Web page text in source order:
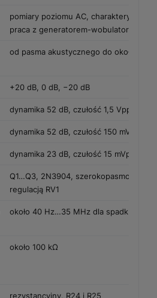
pomiary poziomu AC, charakterystyki
praca z generatorem-wobulatorem i
od pasma akustycznego do około 40
+20 dB, 0 dB, −20 dB
dynamika 52 dB, czułość 1,5 Vpp
dynamika 52 dB, czułość 150 mVpp
dynamika 23 dB, czułość 15 mVpp
Q1…Q3, 2N3904, szerokopasmowy
regulacją RV1
około 40 Hz…35 MHz dla spadku −3 dB
około 100 kΩ
rezystancyjny, R24 i R25